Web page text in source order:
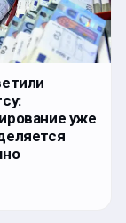
уже